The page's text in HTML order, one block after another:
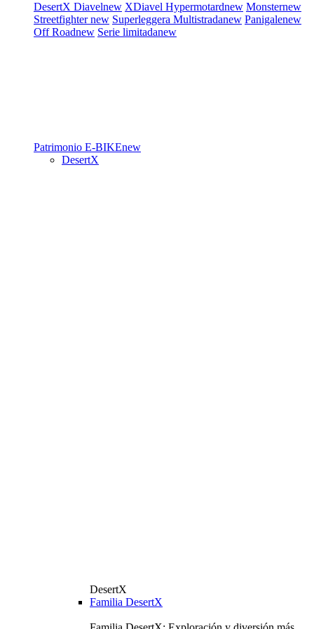
DesertX Diavelnew XDiavel Hypermotardnew Monsternew
Streetfighternew Superleggera Multistradanew Panigalenew
Off Roadnew Serie limitadanew
Patrimonio E-BIKEnew
DesertX
DesertX
Familia DesertX